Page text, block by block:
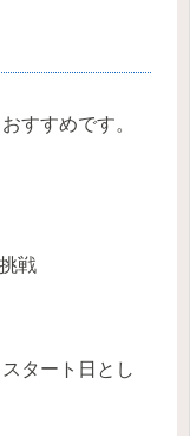
すすめです。
戦
タート日とし